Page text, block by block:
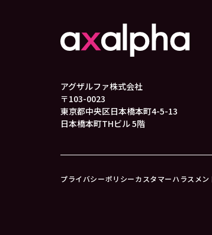
アグザルファ株式会社
〒103-0023
東京都中央区日本橋本町4-5-13
日本橋本町THビル 5階
プライバシーポリシーカスタマーハラスメン